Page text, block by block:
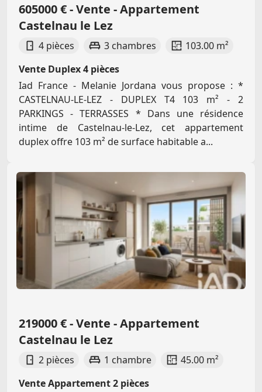
605000 € - Vente - Appartement
Castelnau le Lez
4 pièces 3 chambres
103.00 m²
Vente Duplex 4 pièces
Iad France - Melanie Jordana vous propose : *
CASTELNAU-LE-LEZ - DUPLEX T4 103 m² - 2
PARKINGS - TERRASSES * Dans une résidence
intime de Castelnau-le-Lez, cet appartement
duplex offre 103 m² de surface habitable a...
219000 € - Vente - Appartement
Castelnau le Lez
2 pièces 1 chambre
45.00 m²
Vente Appartement 2 pièces